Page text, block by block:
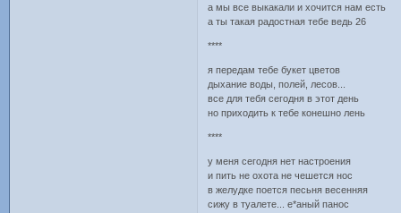
а мы все выкакали и хочится нам есть
а ты такая радостная тебе ведь 26
****
я передам тебе букет цветов
дыхание воды, полей, лесов...
все для тебя сегодня в этот день
но приходить к тебе конешно лень
****
у меня сегодня нет настроения
и пить не охота не чешется нос
в желудке поется песьня весенняя
сижу в туалете... е*аный панос